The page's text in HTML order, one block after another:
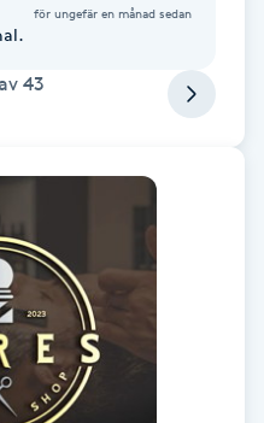
för ungefär en månad sedan
av 43